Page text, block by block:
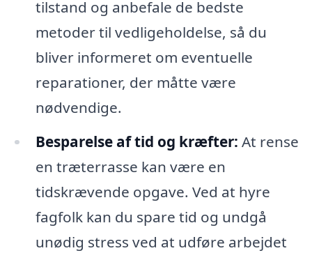
tilstand og anbefale de bedste
metoder til vedligeholdelse, så du
bliver informeret om eventuelle
reparationer, der måtte være
nødvendige.
Besparelse af tid og kræfter: At rense
en træterrasse kan være en
tidskrævende opgave. Ved at hyre
fagfolk kan du spare tid og undgå
unødig stress ved at udføre arbejdet